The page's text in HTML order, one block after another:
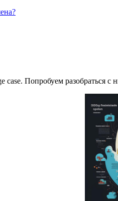
case. Попробуем разобраться с